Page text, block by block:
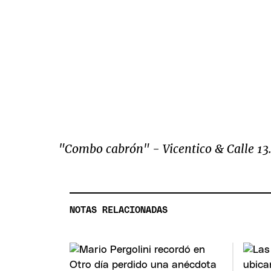
"Combo cabrón" - Vicentico & Calle
NOTAS RELACIONADAS